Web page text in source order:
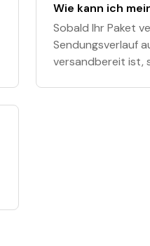
Wie kann ich
Sobald Ihr Paket
Sendungsverlauf
versandbereit ist,